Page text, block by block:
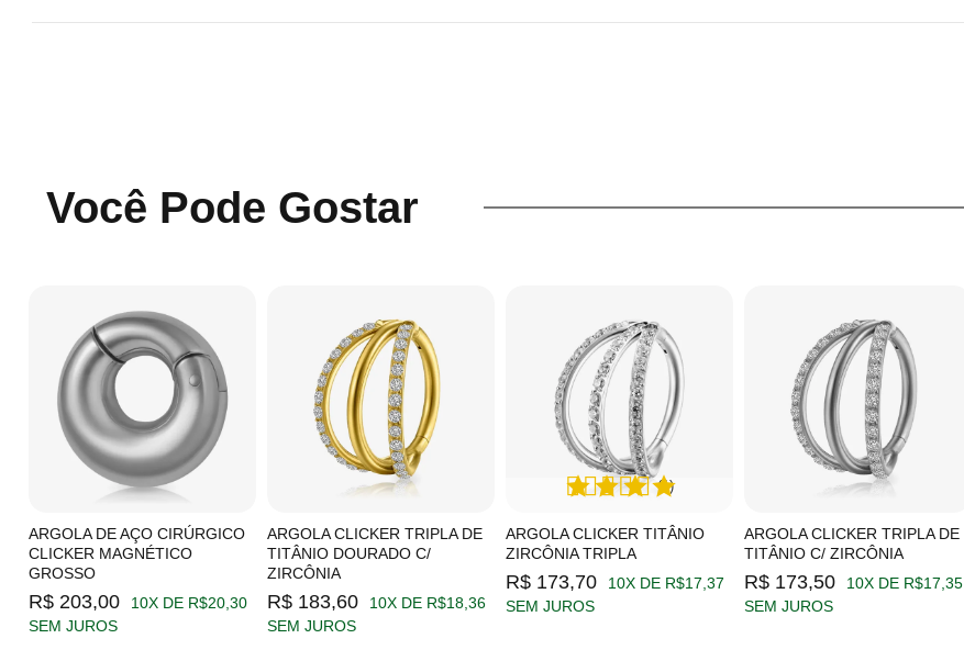
Você Pode Gostar
ARGOLA DE AÇO CIRÚRGICO
CLICKER MAGNÉTICO
GROSSO
R$ 203,00
10X DE R$20,30
SEM JUROS
ARGOLA CLICKER TRIPLA DE
TITÂNIO DOURADO C/
ZIRCÔNIA
R$ 183,60
10X DE R$18,36
SEM JUROS
ARGOLA CLICKER TITÂNIO
ZIRCÔNIA TRIPLA
(1)
R$ 173,70
10X DE R$17,37
SEM JUROS
ARGOLA CLICKER TRIPLA DE
TITÂNIO C/ ZIRCÔNIA
R$ 173,50
10X DE R$17,35
SEM JUROS